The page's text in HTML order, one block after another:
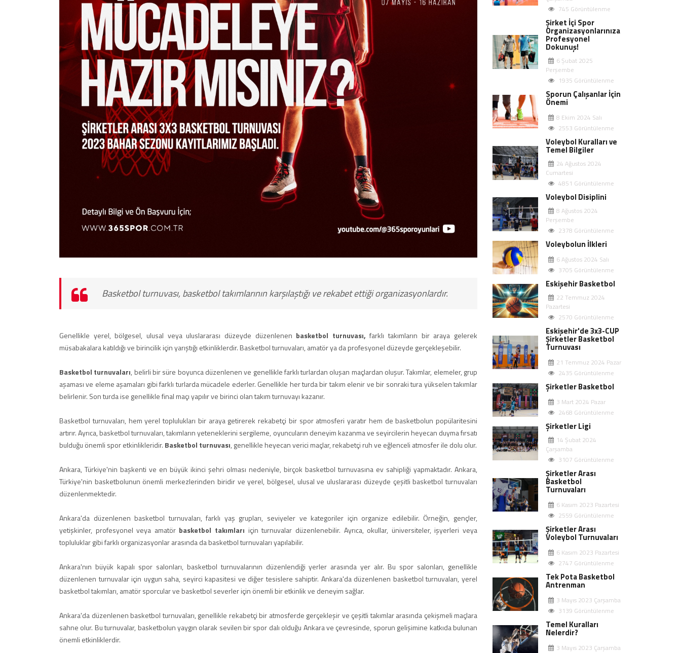
Basketbol turnuvası, basketbol takımlarının karşılaştığı ve rekabet ettiği organizasyonlardır.
Genellikle yerel, bölgesel, ulusal veya uluslararası düzeyde düzenlenen basketbol turnuvası, farklı takımların bir araya gelerek
müsabakalara katıldığı ve birincilik için yarıştığı etkinliklerdir. Basketbol turnuvaları, amatör ya da profesyonel düzeyde gerçekleşebilir.
Basketbol turnuvaları, belirli bir süre boyunca düzenlenen ve genellikle farklı turlardan oluşan maçlardan oluşur. Takımlar, elemeler, grup
aşaması ve eleme aşamaları gibi farklı turlarda mücadele ederler. Genellikle her turda bir takım elenir ve bir sonraki tura yükselen takımlar
belirlenir. Son turda ise genellikle final maçı yapılır ve birinci olan takım turnuvayı kazanır.
Basketbol turnuvaları, hem yerel toplulukları bir araya getirerek rekabetçi bir spor atmosferi yaratır hem de basketbolun popülaritesini
artırır. Ayrıca, basketbol turnuvaları, takımların yeteneklerini sergileme, oyuncuların deneyim kazanma ve seyircilerin heyecan duyma fırsatı
bulduğu önemli spor etkinlikleridir. Basketbol turnuvası, genellikle heyecan verici maçlar, rekabetçi ruh ve eğlenceli atmosfer ile dolu olur.
Ankara, Türkiye'nin başkenti ve en büyük ikinci şehri olması nedeniyle, birçok basketbol turnuvasına ev sahipliği yapmaktadır. Ankara,
Türkiye'nin basketbolunun önemli merkezlerinden biridir ve yerel, bölgesel, ulusal ve uluslararası düzeyde çeşitli basketbol turnuvaları
düzenlenmektedir.
Ankara'da düzenlenen basketbol turnuvaları, farklı yaş grupları, seviyeler ve kategoriler için organize edilebilir. Örneğin, gençler,
yetişkinler, profesyonel veya amatör basketbol takımları için turnuvalar düzenlenebilir. Ayrıca, okullar, üniversiteler, işyerleri veya
topluluklar gibi farklı organizasyonlar arasında da basketbol turnuvaları yapılabilir.
Ankara'nın büyük kapalı spor salonları, basketbol turnuvalarının düzenlendiği yerler arasında yer alır. Bu spor salonları, genellikle
düzenlenen turnuvalar için uygun saha, seyirci kapasitesi ve diğer tesislere sahiptir. Ankara'da düzenlenen basketbol turnuvaları, yerel
basketbol takımları, amatör sporcular ve basketbol severler için önemli bir etkinlik ve deneyim sağlar.
Ankara'da düzenlenen basketbol turnuvaları, genellikle rekabetçi bir atmosferde gerçekleşir ve çeşitli takımlar arasında çekişmeli maçlara
sahne olur. Bu turnuvalar, basketbolun yaygın olarak sevilen bir spor dalı olduğu Ankara ve çevresinde, sporun gelişimine katkıda bulunan
önemli etkinliklerdir.
745 Görüntülenme
Şirket İçi Spor
Organizasyonlarınıza
Profesyonel
Dokunuş!
6 Şubat 2025
Perşembe
1935 Görüntülenme
Sporun Çalışanlar İçin
Önemi
8 Ekim 2024 Salı
2553 Görüntülenme
Voleybol Kuralları ve
Temel Bilgiler
24 Ağustos 2024
Cumartesi
4851 Görüntülenme
Voleybol Disiplini
8 Ağustos 2024
Perşembe
2378 Görüntülenme
Voleybolun İlkleri
6 Ağustos 2024 Salı
3705 Görüntülenme
Eskişehir Basketbol
22 Temmuz 2024
Pazartesi
2570 Görüntülenme
Eskişehir'de 3x3-CUP
Şirketler Basketbol
Turnuvası
21 Temmuz 2024 Pazar
2435 Görüntülenme
Şirketler Basketbol
3 Mart 2024 Pazar
2468 Görüntülenme
Şirketler Ligi
14 Şubat 2024
Çarşamba
3107 Görüntülenme
Şirketler Arası
Basketbol
Turnuvaları
6 Kasım 2023 Pazartesi
2559 Görüntülenme
Şirketler Arası
Voleybol Turnuvaları
6 Kasım 2023 Pazartesi
2747 Görüntülenme
Tek Pota Basketbol
Antrenman
3 Mayıs 2023 Çarşamba
3139 Görüntülenme
Temel Kuralları
Nelerdir?
3 Mayıs 2023 Çarşamba